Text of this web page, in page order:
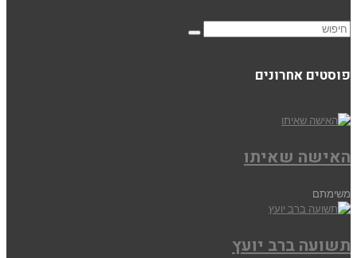
פוסטים אחרונים
האישה שאיתו
משימתם
תשועה ברב יועץ